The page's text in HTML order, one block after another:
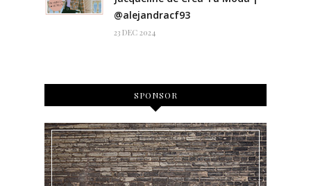
@alejandracf93
23 DEC 2024
SPONSOR